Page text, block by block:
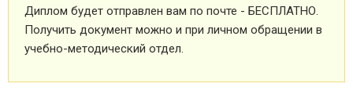
Диплом будет отправлен вам по почте - БЕСПЛАТНО.
Получить документ можно и при личном обращении в
учебно-методический отдел.